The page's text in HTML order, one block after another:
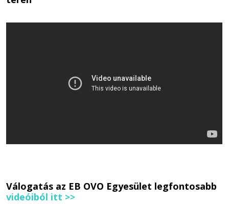
Válogatás az EB OVO Egyesület legfontosabb
videóiból itt >>